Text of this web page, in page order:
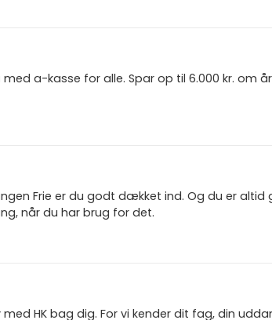
a-kasse for alle. Spar op til 6.000 kr. om
Frie er du godt dækket ind. Og du er
når du har brug for det.
HK bag dig. For vi kender dit fag, din